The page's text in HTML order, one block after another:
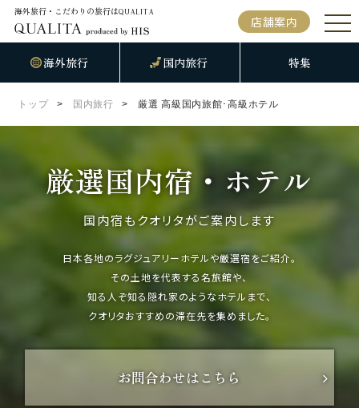
海外旅行・こだわりの旅行はQUALITA
店舗案内
海外旅行 国内旅行 特集
トップ 国内旅行 厳選 高級国内旅館･高級ホテル
厳選国内宿・ホテル
国内宿もクオリタがご案内します
日本各地のラグジュアリーホテルや厳選宿をご紹介。
その土地を代表する名旅館や、
知る人ぞ知る隠れ家のようなホテルまで、
クオリタおすすめの滞在先を集めました。
お問合わせはこちら